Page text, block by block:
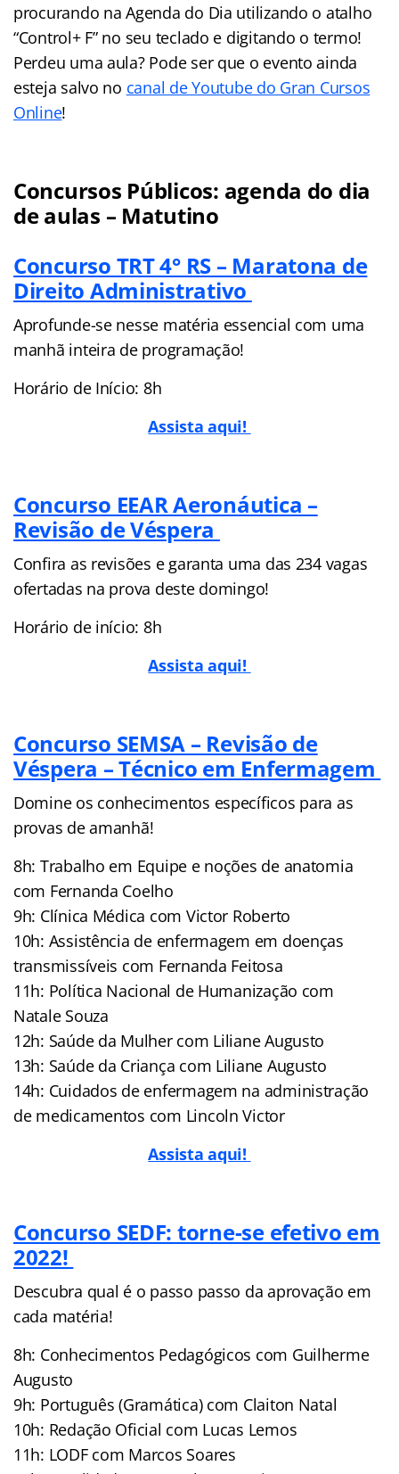
procurando na Agenda do Dia utilizando o atalho
“Control+ F” no seu teclado e digitando o termo!
Perdeu uma aula? Pode ser que o evento ainda
esteja salvo no canal de Youtube do Gran Cursos
Online!
Concursos Públicos: agenda do dia
de aulas – Matutino
Concurso TRT 4° RS – Maratona de
Direito Administrativo
Aprofunde-se nesse matéria essencial com uma
manhã inteira de programação!
Horário de Início: 8h
Assista aqui!
Concurso EEAR Aeronáutica –
Revisão de Véspera
Confira as revisões e garanta uma das 234 vagas
ofertadas na prova deste domingo!
Horário de início: 8h
Assista aqui!
Concurso SEMSA – Revisão de
Véspera – Técnico em Enfermagem
Domine os conhecimentos específicos para as
provas de amanhã!
8h: Trabalho em Equipe e noções de anatomia
com Fernanda Coelho
9h: Clínica Médica com Victor Roberto
10h: Assistência de enfermagem em doenças
transmissíveis com Fernanda Feitosa
11h: Política Nacional de Humanização com
Natale Souza
12h: Saúde da Mulher com Liliane Augusto
13h: Saúde da Criança com Liliane Augusto
14h: Cuidados de enfermagem na administração
de medicamentos com Lincoln Victor
Assista aqui!
Concurso SEDF: torne-se efetivo em
2022!
Descubra qual é o passo passo da aprovação em
cada matéria!
8h: Conhecimentos Pedagógicos com Guilherme
Augusto
9h: Português (Gramática) com Claiton Natal
10h: Redação Oficial com Lucas Lemos
11h: LODF com Marcos Soares